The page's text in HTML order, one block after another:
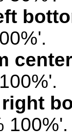
center
right
100%'.